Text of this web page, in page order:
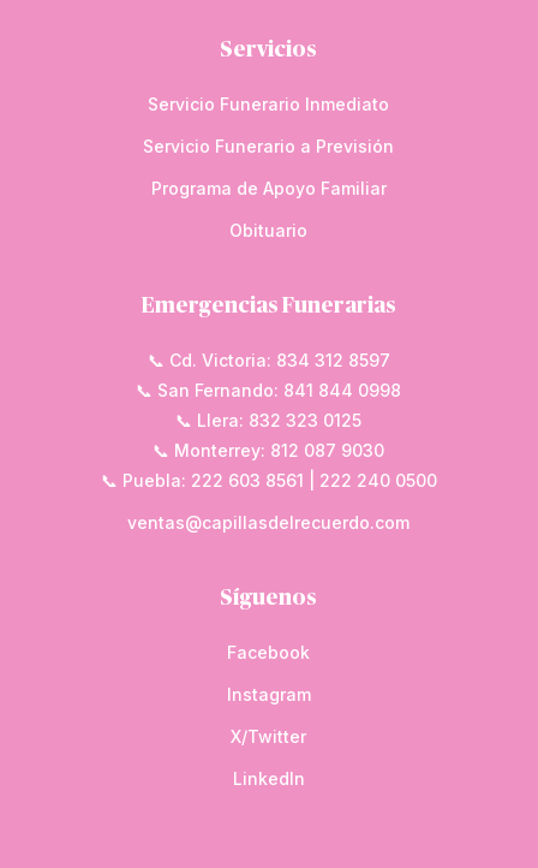
Servicios
Servicio Funerario Inmediato
Servicio Funerario a Previsión
Programa de Apoyo Familiar
Obituario
Emergencias Funerarias
📞 Cd. Victoria: 834 312 8597
📞 San Fernando: 841 844 0998
📞 Llera: 832 323 0125
📞 Monterrey: 812 087 9030
📞 Puebla: 222 603 8561 | 222 240 0500
ventas@capillasdelrecuerdo.com
Síguenos
Facebook
Instagram
X/Twitter
LinkedIn